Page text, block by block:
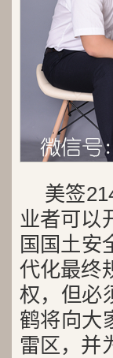
美签
业者可以
国国土安
代化最终
权，但必
鹤将向大
雷区，并